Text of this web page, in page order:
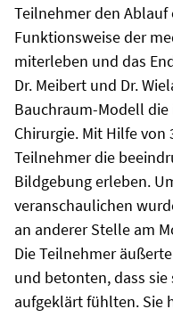
Teilnehmer den
Funktionsweise der
miterleben und das
Dr. Meibert und Dr.
Bauchraum-Modell
Chirurgie. Mit Hilfe
Teilnehmer die
Bildgebung erleben.
veranschaulichen
an anderer Stelle am
Die Teilnehmer
und betonten, dass
aufgeklärt fühlten. Sie